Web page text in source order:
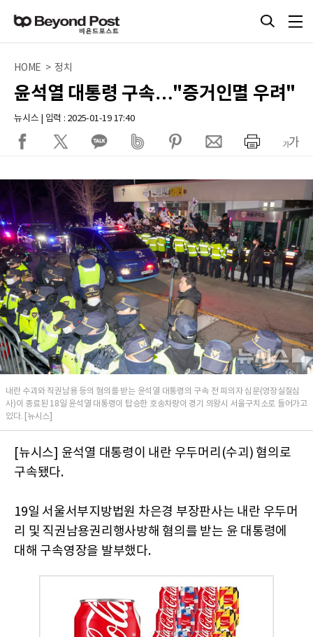
HOME > 정치
윤석열 대통령 구속…"증거인멸 우려"
뉴시스 | 입력 : 2025-01-19 17:40
내란 수괴와 직권남용 등의 혐의를 받는 윤석열 대통령의 구속 전 피의자 심문(영장실질심
사)이 종료된 18일 윤석열 대통령이 탑승한 호송차량이 경기 의왕시 서울구치소로 들어가고
있다. [뉴시스]
[뉴시스] 윤석열 대통령이 내란 우두머리(수괴) 혐의로
구속됐다.
19일 서울서부지방법원 차은경 부장판사는 내란 우두머
리 및 직권남용권리행사방해 혐의를 받는 윤 대통령에
대해 구속영장을 발부했다.